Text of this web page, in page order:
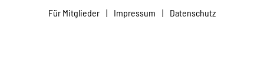
Für Mitglieder | Impressum | Datenschutz